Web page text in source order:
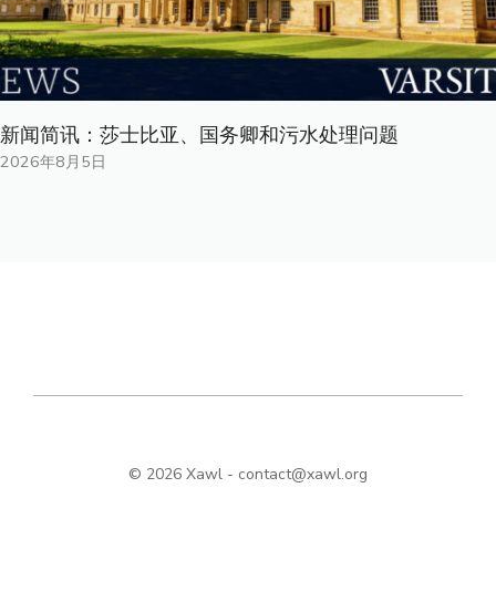
新闻简讯：莎士比亚、国务卿和污水处理问题
2026年8月5日
© 2026 Xawl - contact@xawl.org